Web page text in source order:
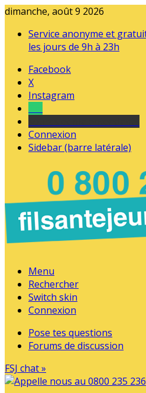
dimanche, août 9 2026
Service anonyme et
les jours de 9h à 23h
Facebook
X
Instagram
Connexion
Sidebar (barre latérale)
Menu
Rechercher
Switch skin
Connexion
Pose tes questions
Forums de discussion
FSJ chat »